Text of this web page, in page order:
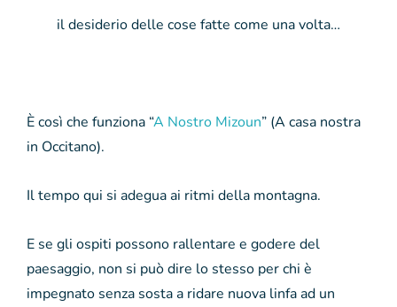
il desiderio delle cose fatte come una volta…
È così che funziona “A Nostro Mizoun” (A casa nostra
in Occitano).
Il tempo qui si adegua ai ritmi della montagna.
E se gli ospiti possono rallentare e godere del
paesaggio, non si può dire lo stesso per chi è
impegnato senza sosta a ridare nuova linfa ad un